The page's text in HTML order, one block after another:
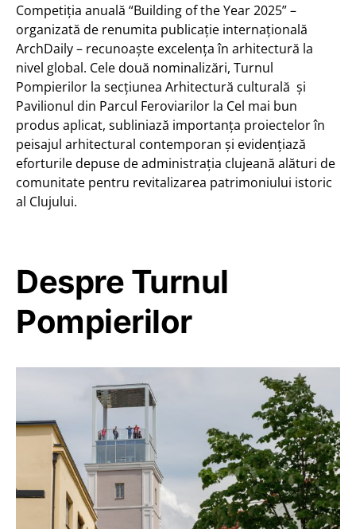
Competiția anuală “Building of the Year 2025” –
organizată de renumita publicație internațională
ArchDaily – recunoaște excelența în arhitectură la
nivel global. Cele două nominalizări, Turnul
Pompierilor la secțiunea Arhitectură culturală și
Pavilionul din Parcul Feroviarilor la Cel mai bun
produs aplicat, subliniază importanța proiectelor în
peisajul arhitectural contemporan și evidențiază
eforturile depuse de administrația clujeană alături de
comunitate pentru revitalizarea patrimoniului istoric
al Clujului.
Despre Turnul
Pompierilor